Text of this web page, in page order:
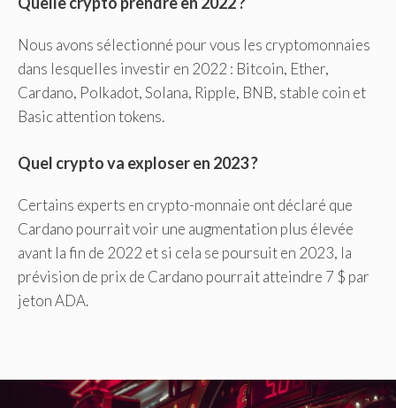
Nous avons sélectionné pour vous les cryptomonnaies
dans lesquelles investir en 2022 : Bitcoin, Ether,
Cardano, Polkadot, Solana, Ripple, BNB, stable coin et
Basic attention tokens.
Quel crypto va exploser en 2023 ?
Certains experts en crypto-monnaie ont déclaré que
Cardano pourrait voir une augmentation plus élevée
avant la fin de 2022 et si cela se poursuit en 2023, la
prévision de prix de Cardano pourrait atteindre 7 $ par
jeton ADA.